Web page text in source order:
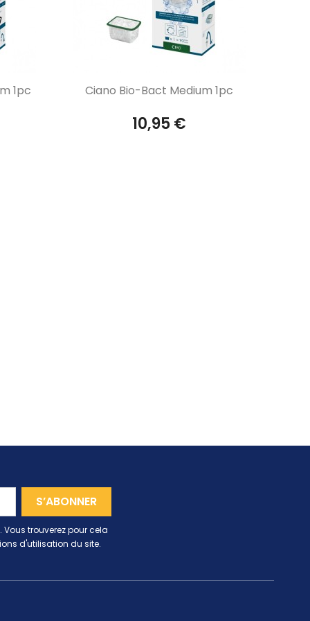
1pc Aperçu rapide
Ciano Bio-Bact Medium 1pc
10,95 €
trouverez pour cela
d'utilisation du site.